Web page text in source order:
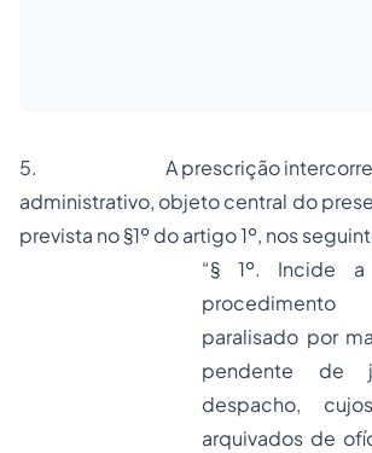
5. A prescrição
administrativo, objeto central do
prevista no §1º do artigo 1º, nos
“§ 1º. Incide
procedimento
paralisado por
pendente de
despacho,
arquivados de